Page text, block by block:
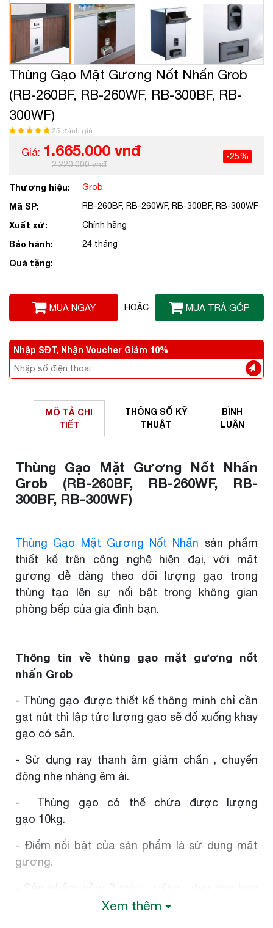
Thùng Gạo Mặt Gương Nốt Nhấn Grob
(RB-260BF, RB-260WF, RB-300BF, RB-
300WF)
25 đánh giá
Giá: 1.665.000 vnđ
2.220.000 vnđ
-25%
Thương hiệu: Grob
Mã SP: RB-260BF, RB-260WF, RB-300BF, RB-300WF
Xuất xứ: Chính hãng
Bảo hành: 24 tháng
Quà tặng:
MUA NGAY HOẶC MUA TRẢ GÓP
Nhập SĐT, Nhận Voucher Giảm 10%
MÔ TẢ CHI
TIẾT
THÔNG SỐ KỸ
THUẬT
BÌNH
LUẬN
Thùng Gạo Mặt Gương Nốt Nhấn
Grob (RB-260BF, RB-260WF, RB-
300BF, RB-300WF)
Thùng Gạo Mặt Gương Nốt Nhấn sản phẩm
thiết kế trên công nghệ hiện đại, với mặt
gương dễ dàng theo dõi lượng gạo trong
thùng tạo lên sự nổi bật trong không gian
phòng bếp của gia đình bạn.
Thông tin về thùng gạo mặt gương nốt
nhấn Grob
- Thùng gạo được thiết kế thông minh chỉ cần
gạt nút thì lập tức lượng gạo sẽ đổ xuống khay
gạo có sẵn.
- Sử dụng ray thanh âm giảm chấn , chuyển
động nhẹ nhàng êm ái.
- Thùng gạo có thế chứa được lượng
gạo 10kg.
- Điểm nổi bật của sản phẩm là sử dụng mặt
gương.
Xem thêm